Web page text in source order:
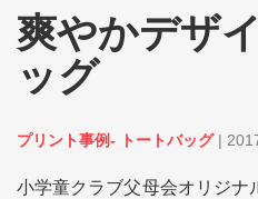
爽やかデザ
ッグ
プリント事例- トートバッグ |
小学童クラブ父母会オリジナ